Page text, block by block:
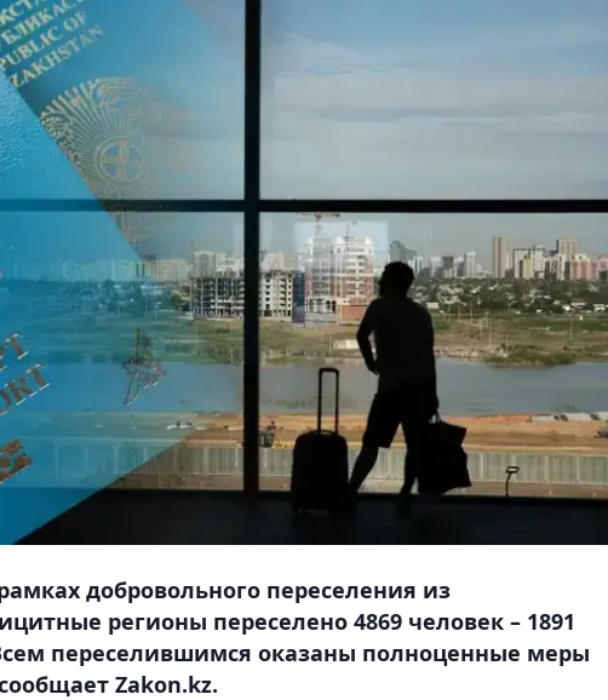
добровольного переселения из
регионы переселено 4869 человек – 1891
переселившимся оказаны полноценные меры
Zakon.kz.